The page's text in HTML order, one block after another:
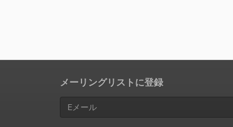
メーリングリストに登録